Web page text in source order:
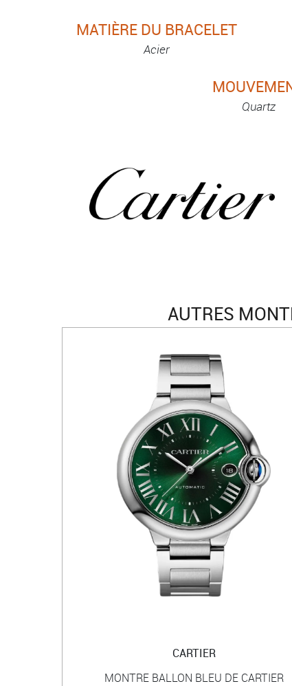
MATIÈRE DU BRACELET
Acier
Quartz
AUTRES
CARTIER
MONTRE BALLON BLEU DE CARTIER